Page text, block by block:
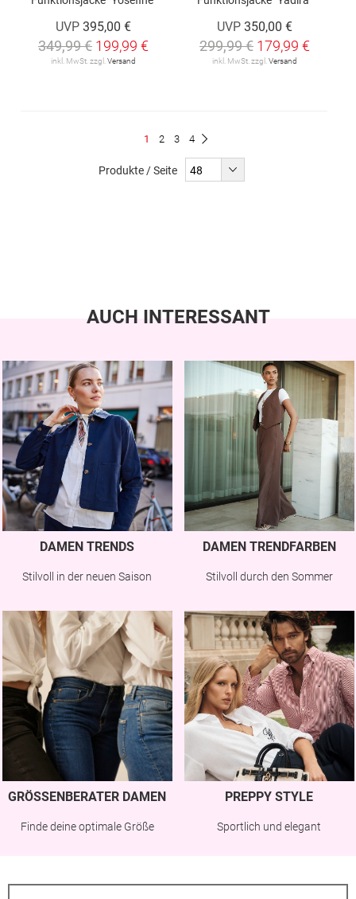
UVP 395,00 €
349,99 € 199,99 €
inkl. MwSt. zzgl. Versand
UVP 350,00 €
299,99 € 179,99 €
inkl. MwSt. zzgl. Versand
Du
1 Seite
2 Seite
3 Seite
4
Produkte / Seite
AUCH INTERESSANT
DAMEN TRENDS
Stilvoll in der neuen Saison
DAMEN TRENDFARBEN
Stilvoll durch den Sommer
GRÖSSENBERATER DAMEN
Finde deine optimale Größe
PREPPY STYLE
Sportlich und elegant